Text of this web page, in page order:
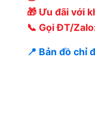
🎁 Ưu đãi với
📞 Gọi ĐT/
📍 Bản đồ chỉ